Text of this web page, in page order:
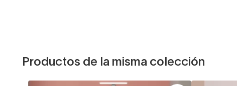
Productos de la misma colección